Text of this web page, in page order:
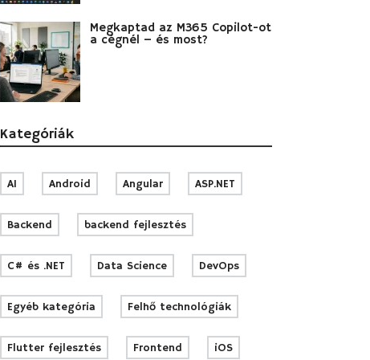
Megkaptad az M365 Copilot-ot
a cégnél – és most?
Kategóriák
AI Android Angular ASP.NET
Backend backend fejlesztés
C# és .NET Data Science DevOps
Egyéb kategória Felhő technológiák
Flutter fejlesztés Frontend iOS